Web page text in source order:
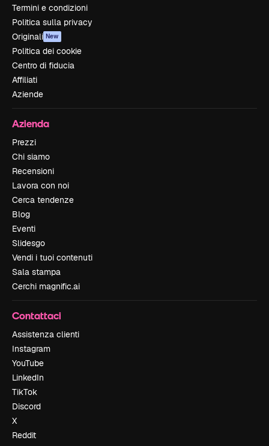
Termini e condizioni
Politica sulla privacy
Originali New
Politica dei cookie
Centro di fiducia
Affiliati
Aziende
Azienda
Prezzi
Chi siamo
Recensioni
Lavora con noi
Cerca tendenze
Blog
Eventi
Slidesgo
Vendi i tuoi contenuti
Sala stampa
Cerchi magnific.ai
Contattaci
Assistenza clienti
Instagram
YouTube
LinkedIn
TikTok
Discord
X
Reddit